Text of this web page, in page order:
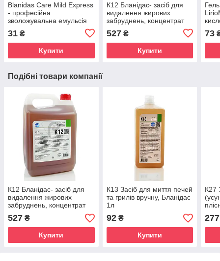
Blanidas Care Mild Express
- професійна
зволожувальна емульсія
на водній основі для рук і
шкіри, 75 мл, туба
31 ₴
Купити
К12 Бланідас- засіб для
видалення жирових
забруднень, концентрат
527₴
Купити
Гель
73
Подібні товари компанії
К12 Бланідас- засіб для
видалення жирових
забруднень, концентрат
5л
527 ₴
Купити
К13 Засіб для миття печей
та грилів вручну, Бланідас
1л
92₴
Купити
К27
5л
277